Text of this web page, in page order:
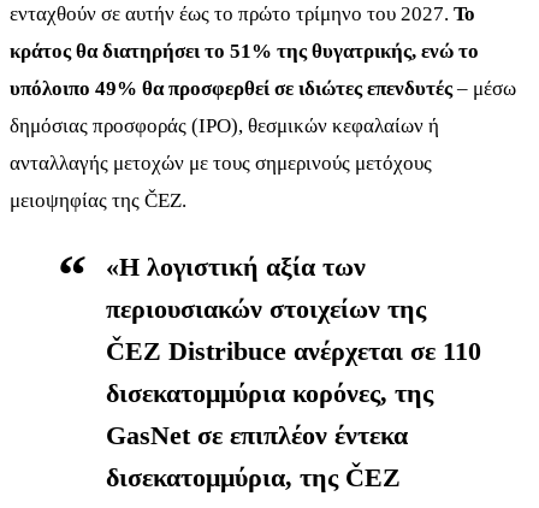
ενταχθούν σε αυτήν έως το πρώτο τρίμηνο του 2027. Το
κράτος θα διατηρήσει το 51% της θυγατρικής, ενώ το
υπόλοιπο 49% θα προσφερθεί σε ιδιώτες επενδυτές – μέσω
δημόσιας προσφοράς (IPO), θεσμικών κεφαλαίων ή
ανταλλαγής μετοχών με τους σημερινούς μετόχους
μειοψηφίας της ČEZ.
«Η λογιστική αξία των
περιουσιακών στοιχείων της
ČEZ Distribuce ανέρχεται σε 110
δισεκατομμύρια κορόνες, της
GasNet σε επιπλέον έντεκα
δισεκατομμύρια, της ČEZ